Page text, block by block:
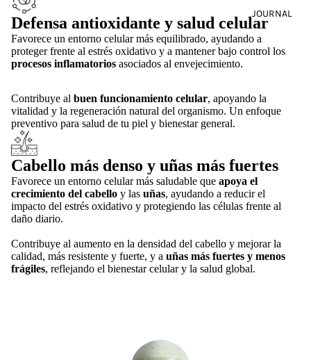
JOURNAL
Defensa antioxidante y salud celular
Favorece un entorno celular más equilibrado, ayudando a
proteger frente al estrés oxidativo y a mantener bajo control los
procesos inflamatorios asociados al envejecimiento.
Contribuye al buen funcionamiento celular, apoyando la
vitalidad y la regeneración natural del organismo. Un enfoque
preventivo para salud de tu piel y bienestar general.
Cabello más denso y uñas más fuertes
Favorece un entorno celular más saludable que apoya el
crecimiento del cabello y las uñas, ayudando a reducir el
impacto del estrés oxidativo y protegiendo las células frente al
daño diario.
Contribuye al aumento en la densidad del cabello y mejorar la
calidad, más resistente y fuerte, y a uñas más fuertes y menos
frágiles, reflejando el bienestar celular y la salud global.